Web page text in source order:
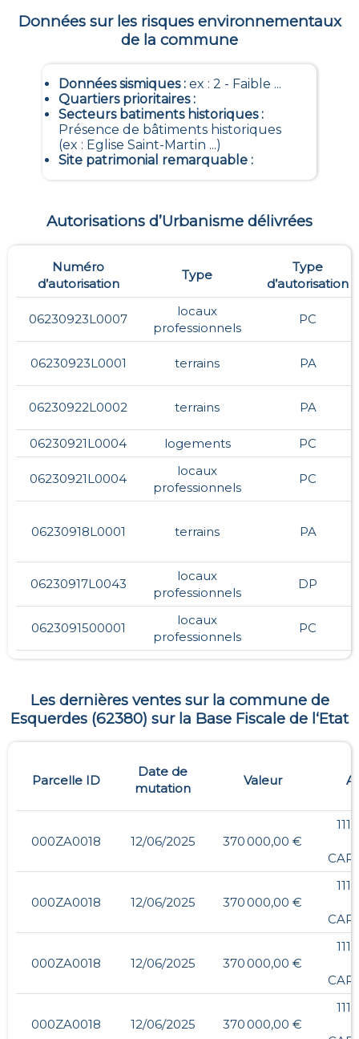
Données sur les risques environnementaux
de la commune
Données sismiques: ex : 2 - Faible ...
Quartiers prioritaires:
Secteurs batiments historiques:
Présence de bâtiments historiques
(ex : Eglise Saint-Martin ...)
Site patrimonial remarquable:
Autorisations d’Urbanisme délivrées
Numéro
d’autorisation
Type
Type
d’autorisation
06230923L0007
locaux
professionnels
PC
06230923L0001 terrains PA
06230922L0002 terrains PA
06230921L0004 logements PC
06230921L0004
locaux
professionnels
PC
06230918L0001 terrains PA
06230917L0043
locaux
professionnels
DP
0623091500001
locaux
professionnels
PC
Les dernières ventes sur la commune de
Esquerdes (62380) sur la Base Fiscale de l‘Etat
Parcelle ID
Date de
mutation
Valeur
000ZA0018 12/06/2025 370 000,00 €
000ZA0018 12/06/2025 370 000,00 €
000ZA0018 12/06/2025 370 000,00 €
000ZA0018 12/06/2025 370 000,00 €